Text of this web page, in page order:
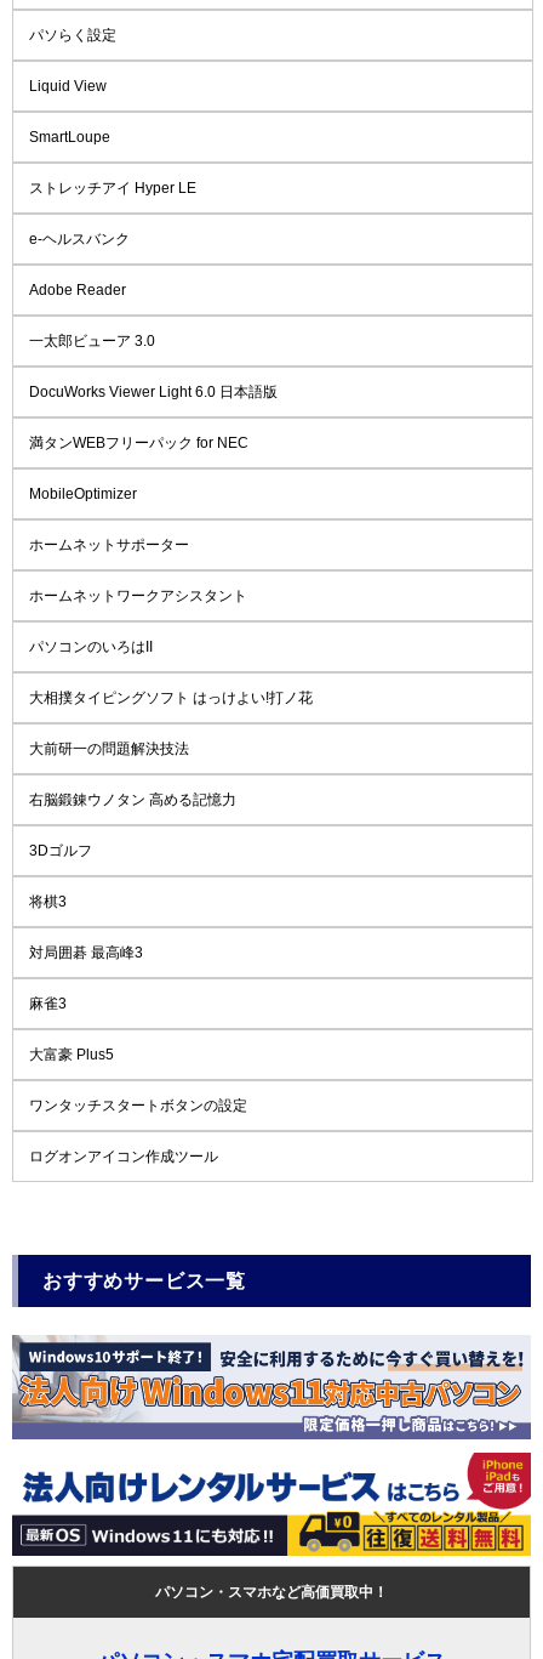
パソらく設定
Liquid View
SmartLoupe
ストレッチアイ Hyper LE
e-ヘルスバンク
Adobe Reader
一太郎ビューア 3.0
DocuWorks Viewer Light 6.0 日本語版
満タンWEBフリーパック for NEC
MobileOptimizer
ホームネットサポーター
ホームネットワークアシスタント
パソコンのいろはII
大相撲タイピングソフト はっけよい!打ノ花
大前研一の問題解決技法
右脳鍛錬ウノタン 高める記憶力
3Dゴルフ
将棋3
対局囲碁 最高峰3
麻雀3
大富豪 Plus5
ワンタッチスタートボタンの設定
ログオンアイコン作成ツール
おすすめサービス一覧
パソコン・スマホなど高価買取中！